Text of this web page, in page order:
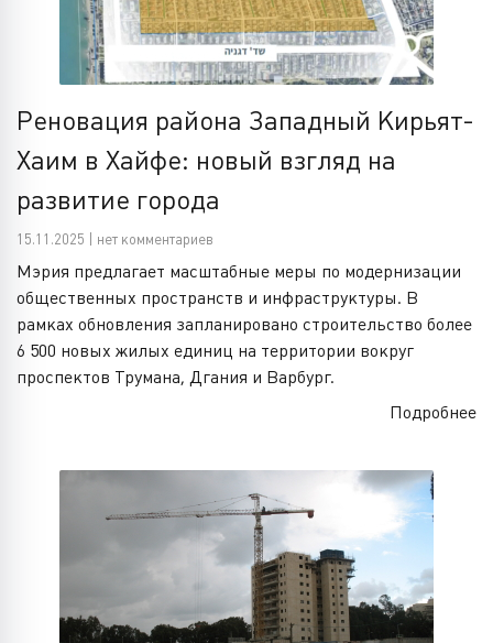
Реновация района Западный Кирьят-
Хаим в Хайфе: новый взгляд на
развитие города
15.11.2025 | нет комментариев
Мэрия предлагает масштабные меры по модернизации
общественных пространств и инфраструктуры. В
рамках обновления запланировано строительство более
6 500 новых жилых единиц на территории вокруг
проспектов Трумана, Дгания и Варбург.
Подробнее